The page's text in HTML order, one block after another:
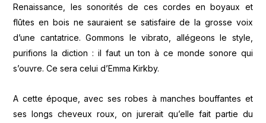
Renaissance, les sonorités de ces cordes en boyaux et
flûtes en bois ne sauraient se satisfaire de la grosse voix
d’une cantatrice. Gommons le vibrato, allégeons le style,
purifions la diction : il faut un ton à ce monde sonore qui
s’ouvre. Ce sera celui d’Emma Kirkby.
A cette époque, avec ses robes à manches bouffantes et
ses longs cheveux roux, on jurerait qu’elle fait partie du